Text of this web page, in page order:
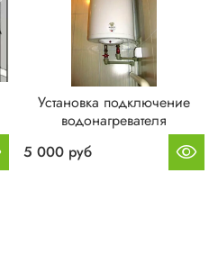
Установка подключение
водонагревателя
5 000 руб